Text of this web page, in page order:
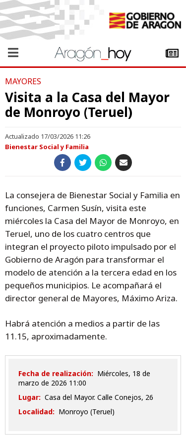
MAYORES
Visita a la Casa del Mayor
de Monroyo (Teruel)
Actualizado 17/03/2026 11:26
Bienestar Social y Familia
La consejera de Bienestar Social y Familia en
funciones, Carmen Susín, visita este
miércoles la Casa del Mayor de Monroyo, en
Teruel, uno de los cuatro centros que
integran el proyecto piloto impulsado por el
Gobierno de Aragón para transformar el
modelo de atención a la tercera edad en los
pequeños municipios. Le acompañará el
director general de Mayores, Máximo Ariza.
Habrá atención a medios a partir de las
11.15, aproximadamente.
Fecha de realización: miércoles, 18 de
marzo de 2026 11:00
Lugar: Casa del Mayor. Calle Conejos, 26
Localidad: Monroyo (Teruel)